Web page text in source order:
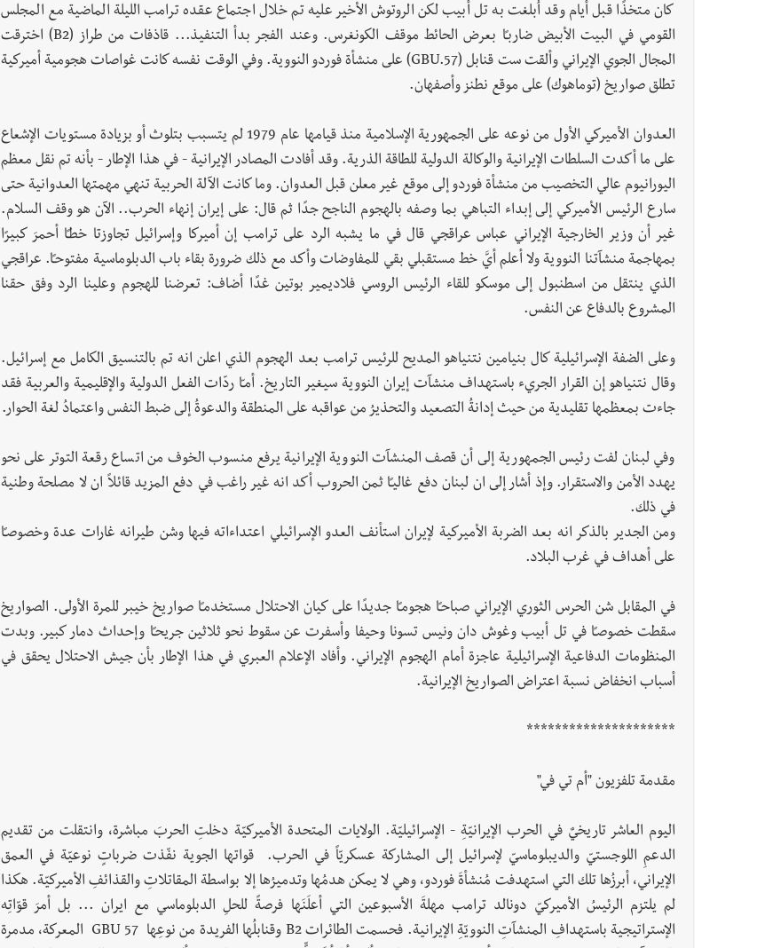
كان متخذًا قبل أيام وقد اُبلغت به تل أبيب لكن الروتوش الأخير عليه تم خلال اجتماع عقده ترامب الليلة الماضية مع المجلس
القومي في البيت الأبيض ضاربـًا بعرض الحائط موقف الكونغرس. وعند الفجر بدأ التنفيذ... قاذفات من طراز (B2) اخترقت
المجال الجوي الإيراني وألقت ست قنابل (GBU.57) على منشأة فوردو النووية. وفي الوقت نفسه كانت غواصات هجومية أميركية
تطلق صواريخ (توماهوك) على موقع نطنز وأصفهان.
العدوان الأميركي الأول من نوعه على الجمهورية الإسلامية منذ قيامها عام 1979 لم يتسبب بتلوث أو بزيادة مستويات الإشعاع
على ما أكدت السلطات الإيرانية والوكالة الدولية للطاقة الذرية. وقد أفادت المصادر الإيرانية - في هذا الإطار - بأنه تم نقل معظم
اليورانيوم عالي التخصيب من منشأة فوردو إلى موقع غير معلن قبل العدوان. وما كانت الآلة الحربية تنهي مهمتها العدوانية حتى
سارع الرئيس الأميركي إلى إبداء التباهي بما وصفه بالهجوم الناجح جدًا ثم قال: على إيران إنهاء الحرب.. الآن هو وقف السلام.
غير أن وزير الخارجية الإيراني عباس عراقجي قال في ما يشبه الرد على ترامب إن أميركا وإسرائيل تجاوزتا خطـًا أحمرَ كبيرًا
بمهاجمة منشآتنا النووية ولا أعلم أيَّ خط مستقبلي بقي للمفاوضات وأكد مع ذلك ضرورة بقاء باب الدبلوماسية مفتوحـًا. عراقجي
الذي ينتقل من اسطنبول إلى موسكو للقاء الرئيس الروسي فلاديمير بوتين غدًا أضاف: تعرضنا للهجوم وعلينا الرد وفق حقنا
المشروع بالدفاع عن النفس.
وعلى الضفة الإسرائيلية كال بنيامين نتنياهو المديح للرئيس ترامب بعد الهجوم الذي اعلن انه تم بالتنسيق الكامل مع إسرائيل.
وقال نتنياهو إن القرار الجريء باستهداف منشآت إيران النووية سيغير التاريخ. أمـّا ردّات الفعل الدولية والإقليمية والعربية فقد
جاءت بمعظمها تقليدية من حيث إدانةُ التصعيد والتحذيرُ من عواقبه على المنطقة والدعوةُ إلى ضبط النفس واعتمادُ لغة الحوار.
وفي لبنان لفت رئيس الجمهورية إلى أن قصف المنشآت النووية الإيرانية يرفع منسوب الخوف من اتساع رقعة التوتر على نحو
يهدد الأمن والاستقرار. وإذ أشار إلى ان لبنان دفع غاليـًا ثمن الحروب أكد انه غير راغب في دفع المزيد قائلاً ان لا مصلحة وطنية
في ذلك.
ومن الجدير بالذكر انه بعد الضربة الأميركية لإيران استأنف العدو الإسرائيلي اعتداءاته فيها وشن طيرانه غارات عدة وخصوصـًا
على أهداف في غرب البلاد.
في المقابل شن الحرس الثوري الإيراني صباحـًا هجومـًا جديدًا على كيان الاحتلال مستخدمـًا صواريخ خيبر للمرة الأولى. الصواريخ
سقطت خصوصـًا في تل أبيب وغوش دان ونيس تسونا وحيفا وأسفرت عن سقوط نحو ثلاثين جريحـًا وإحداث دمار كبير. وبدت
المنظومات الدفاعية الإسرائيلية عاجزة أمام الهجوم الإيراني. وأفاد الإعلام العبري في هذا الإطار بأن جيش الاحتلال يحقق في
أسباب انخفاض نسبة اعتراض الصواريخ الإيرانية.
*********************
مقدمة تلفزيون "أم تي في"
اليوم العاشر تاريخيٌ في الحرب الإيرانيّةِ - الإسرائيليّة. الولايات المتحدة الأميركيّة دخلتِ الحربَ مباشرة، وانتقلت من تقديم
الدعمِ اللوجستيّ والديبلوماسيّ لإسرائيل إلى المشاركة عسكريّاً في الحرب. قواتها الجوية نفّذت ضرباتٍ نوعيّة في العمق
الإيراني، أبرزُها تلك التي استهدفت مُنشأةَ فوردو، وهي لا يمكن هدمُها وتدميرُها إلا بواسطة المقاتلاتِ والقذائفِ الأميركيّة. هكذا
لم يلتزم الرئيسُ الأميركيّ دونالد ترامب مهلةَ الأسبوعين التي أعلَنَها فرصةً للحلِ الدبلوماسي مع ايران ... بل أمرَ قوّاتِه
الإستراتيجية باستهدافِ المنشآتِ النوويّةِ الإيرانية. فحسمت الطائرات B2 وقنابلُها الفريدة من نوعِها GBU 57 المعركة، مدمرة